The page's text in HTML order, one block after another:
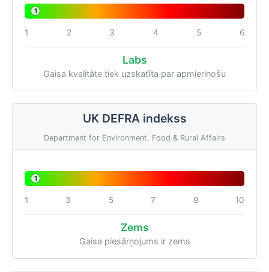
1
1 2 3 4 5 6
Labs
Gaisa kvalitāte tiek uzskatīta par apmierinošu
UK DEFRA indekss
Department for Environment, Food & Rural Affairs
1
1 3 5 7 9 10
Zems
Gaisa piesārņojums ir zems